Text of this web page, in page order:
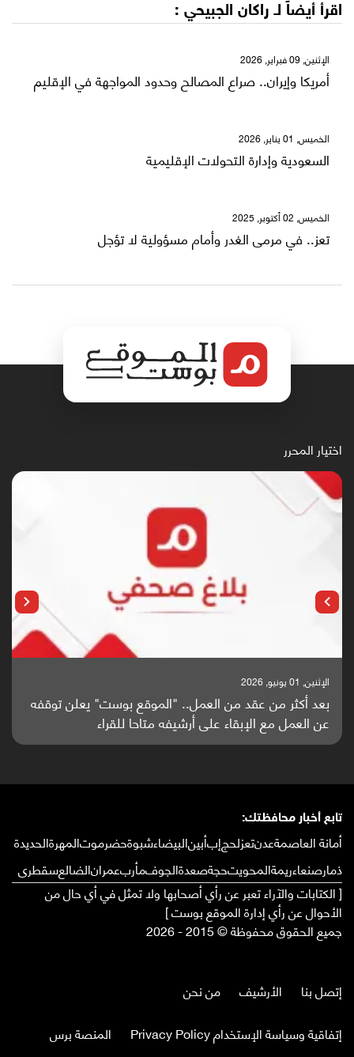
اقرأ أيضاً لـ راكان الجبيحي :
الإثنين, 09 فبراير, 2026
أمريكا وإيران.. صراع المصالح وحدود المواجهة في الإقليم
الخميس, 01 يناير, 2026
السعودية وإدارة التحولات الإقليمية
الخميس, 02 أكتوبر, 2025
تعز.. في مرمى الغدر وأمام مسؤولية لا تؤجل
اختيار المحرر
الإثنين, 01 يونيو, 2026
بعد أكثر من عقد من العمل.. "الموقع بوست" يعلن توقفه
عن العمل مع الإبقاء على أرشيفه متاحا للقراء
تابع أخبار محافظتك:
أمانة العاصمةعدنتعزلحجإبأبينالبيضاءشبوةحضرموتالمهرةالحديدة
ذمارصنعاءريمةالمحويتحجةصعدةالجوفمأربعمرانالضالعسقطرى
[ الكتابات والآراء تعبر عن رأي أصحابها ولا تمثل في أي حال من
الأحوال عن رأي إدارة الموقع بوست ]
جميع الحقوق محفوظة © 2015 - 2026
إتصل بنا الأرشيف
من نحن
إتفاقية وسياسة الإستخدام Privacy Policy
المنصة برس